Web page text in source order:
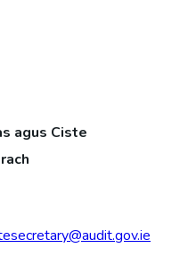
agus Ciste